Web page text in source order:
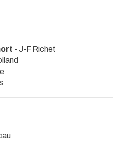
- J-F Richet